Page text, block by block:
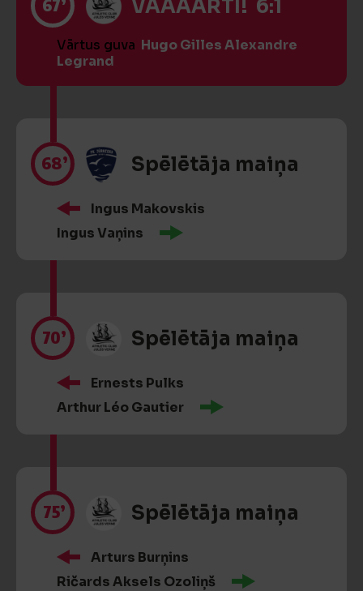
67’ VĀĀĀĀRTI! 6:1
Vārtus guva Hugo Gilles Alexandre
Legrand
68’ Spēlētāja maiņa
Ingus Makovskis
Ingus Vaņins
70’ Spēlētāja maiņa
Ernests Pulks
Arthur Léo Gautier
75’ Spēlētāja maiņa
Arturs Burņins
Ričards Aksels Ozoliņš